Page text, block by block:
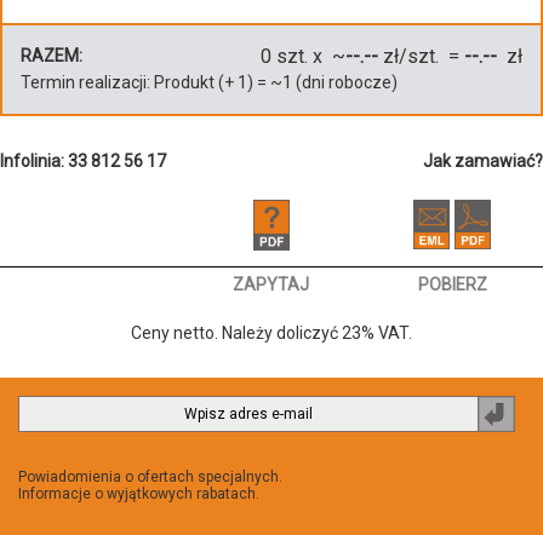
RAZEM: 0 szt. x ~--.-- zł/szt. = --.-- zł
Termin realizacji: Produkt(+ 1 ) = ~1 (dni robocze)
Infolinia: 33 812 56 17 Jak zamawiać?
ZAPYTAJ POBIERZ
Ceny netto. Należy doliczyć 23% VAT.
Powiadomienia o ofertach specjalnych.
Informacje o wyjątkowych rabatach.